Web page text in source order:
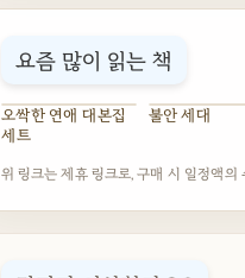
요즘 많이 읽는 책
오싹한 연애 대본집
세트
불안 세대
위 링크는 제휴 링크로, 구매 시 일정액의